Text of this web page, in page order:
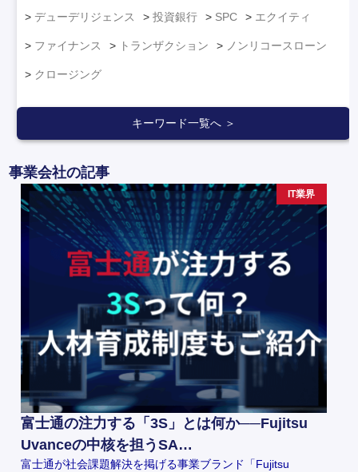
デューデリジェンス 投資銀行 SPC エクイティ
ファイナンス トランザクション ノンリコースローン
クロージング
キーワード一覧へ ＞
事業会社の記事
IT業界
富士通の注力する「3S」とは何か──Fujitsu
Uvanceの中核を担うSA…
富士通が社会課題解決を掲げる事業ブランド「Fujitsu